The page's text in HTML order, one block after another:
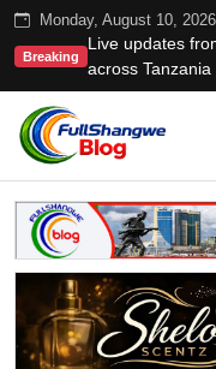
Monday, August 10, 2026
Breaking
Live updates
across Tanzania